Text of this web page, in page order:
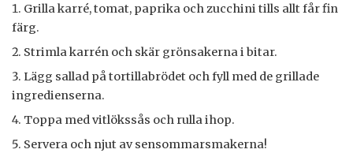
Grilla karré, tomat, paprika och zucchini tills allt får fin
färg.
Strimla karrén och skär grönsakerna i bitar.
Lägg sallad på tortillabrödet och fyll med de grillade
ingredienserna.
Toppa med vitlökssås och rulla ihop.
Servera och njut av sensommarsmakerna!